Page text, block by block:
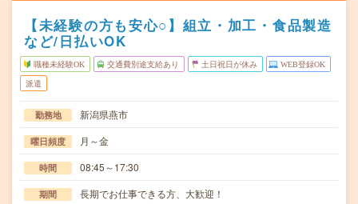
【未経験の方も安心○】組立・加工・食品製造
など/日払いOK
職種未経験OK 交通費別途支給あり 土日祝日が休み WEB登録OK
派遣
勤務地 新潟県燕市
曜日頻度 月～金
時間 08:45～17:30
期間 長期でお仕事できる方、大歓迎！